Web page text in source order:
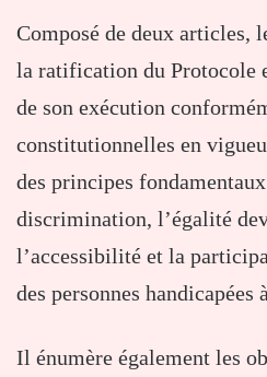
Composé de deux articles,
la ratification du Protocole
de son exécution
constitutionnelles en
des principes
discrimination, l’égalité
l’accessibilité et la
des personnes handicapées
Il énumère également les